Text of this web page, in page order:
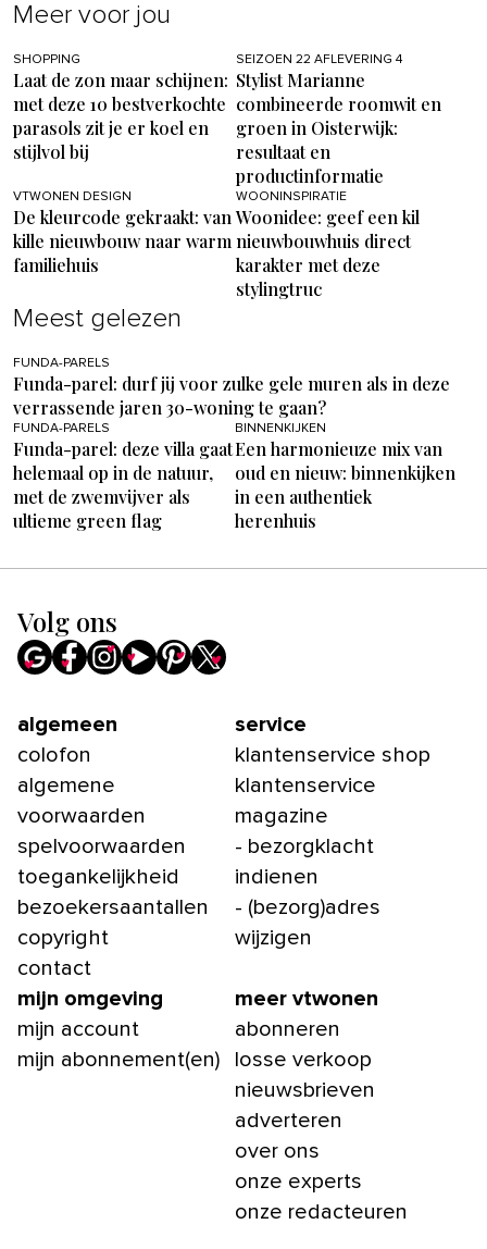
Meer voor jou
SHOPPING
Laat de zon maar schijnen:
met deze 10 bestverkochte
parasols zit je er koel en
stijlvol bij
SEIZOEN 22 AFLEVERING 4
Stylist Marianne
combineerde roomwit en
groen in Oisterwijk:
resultaat en
productinformatie
VTWONEN DESIGN
De kleurcode gekraakt: van
kille nieuwbouw naar warm
familiehuis
WOONINSPIRATIE
Woonidee: geef een kil
nieuwbouwhuis direct
karakter met deze
stylingtruc
Meest gelezen
FUNDA-PARELS
Funda-parel: durf jij voor zulke gele muren als in deze
verrassende jaren 30-woning te gaan?
FUNDA-PARELS
Funda-parel: deze villa gaat
helemaal op in de natuur,
met de zwemvijver als
ultieme green flag
BINNENKIJKEN
Een harmonieuze mix van
oud en nieuw: binnenkijken
in een authentiek
herenhuis
Volg ons
algemeen
colofon
algemene
voorwaarden
spelvoorwaarden
toegankelijkheid
bezoekersaantallen
copyright
contact
service
klantenservice shop
klantenservice
magazine
- bezorgklacht
indienen
- (bezorg)adres
wijzigen
mijn omgeving
mijn account
mijn abonnement(en)
meer vtwonen
abonneren
losse verkoop
nieuwsbrieven
adverteren
over ons
onze experts
onze redacteuren